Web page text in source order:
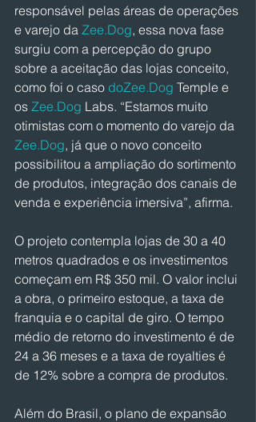
responsável pelas áreas de operações
e varejo da Zee.Dog, essa nova fase
surgiu com a percepção do grupo
sobre a aceitação das lojas conceito,
como foi o caso doZee.Dog Temple e
os Zee.Dog Labs. “Estamos muito
otimistas com o momento do varejo da
Zee.Dog, já que o novo conceito
possibilitou a ampliação do sortimento
de produtos, integração dos canais de
venda e experiência imersiva”, afirma.
O projeto contempla lojas de 30 a 40
metros quadrados e os investimentos
começam em R$ 350 mil. O valor inclui
a obra, o primeiro estoque, a taxa de
franquia e o capital de giro. O tempo
médio de retorno do investimento é de
24 a 36 meses e a taxa de royalties é
de 12% sobre a compra de produtos.
Além do Brasil, o plano de expansão